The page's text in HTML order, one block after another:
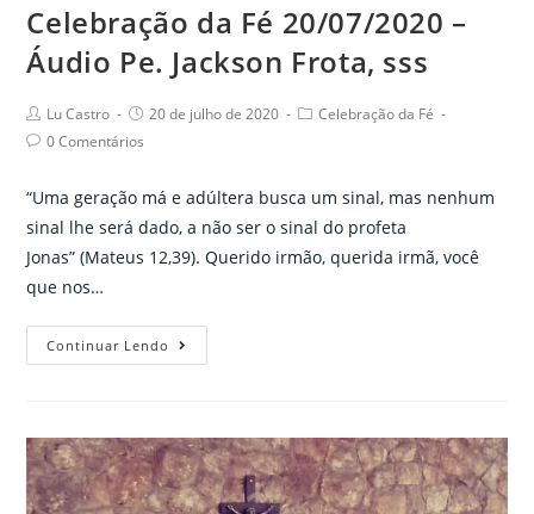
Celebração da Fé 20/07/2020 –
Áudio Pe. Jackson Frota, sss
Post
author:
Lu Castro
Post
published:
20 de julho de 2020
PostCelebração da Fé
Post0 Comentários
“Uma geração má e adúltera busca um sinal, mas nenhum
sinal lhe será dado, a não ser o sinal do profeta
Jonas” (Mateus 12,39). Querido irmão, querida irmã, você
que nos…
Continuar Lendo
da
–
Áudio